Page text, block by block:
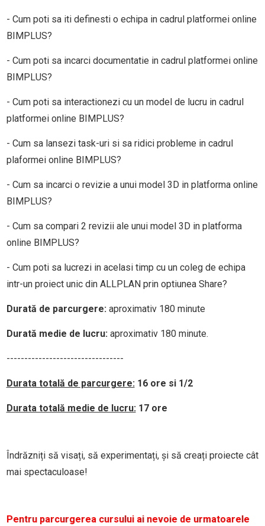
- Cum poti sa iti definesti o echipa in cadrul platformei online
BIMPLUS?
- Cum poti sa incarci documentatie in cadrul platformei online
BIMPLUS?
- Cum poti sa interactionezi cu un model de lucru in cadrul
platformei online BIMPLUS?
- Cum sa lansezi task-uri si sa ridici probleme in cadrul
plaformei online BIMPLUS?
- Cum sa incarci o revizie a unui model 3D in platforma online
BIMPLUS?
- Cum sa compari 2 revizii ale unui model 3D in platforma
online BIMPLUS?
- Cum poti sa lucrezi in acelasi timp cu un coleg de echipa
intr-un proiect unic din ALLPLAN prin optiunea Share?
Durată de parcurgere:aproximativ 180 minute
Durată medie de lucru:aproximativ 180 minute.
---------------------------------
Durata totală de parcurgere:16 ore si 1/2
Durata totală medie de lucru:17 ore
Îndrăzniți să visați, să experimentați, și să creați proiecte cât
mai spectaculoase!
Pentru parcurgerea cursului ai nevoie de urmatoarele